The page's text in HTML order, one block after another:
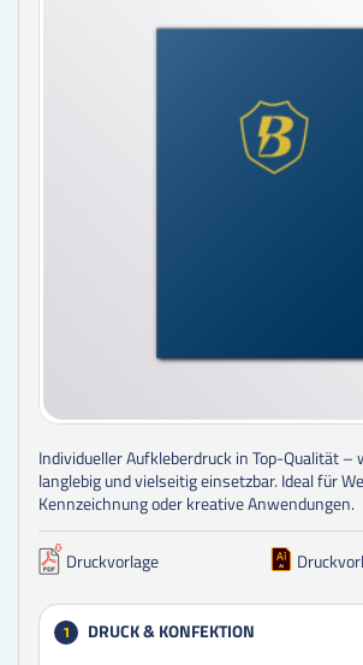
Individueller Aufkleberdruck in Top-Qualität
langlebig und vielseitig einsetzbar. Ideal für
Kennzeichnung oder kreative Anwendungen.
Druckvorlage
1 DRUCK & KONFEKTION